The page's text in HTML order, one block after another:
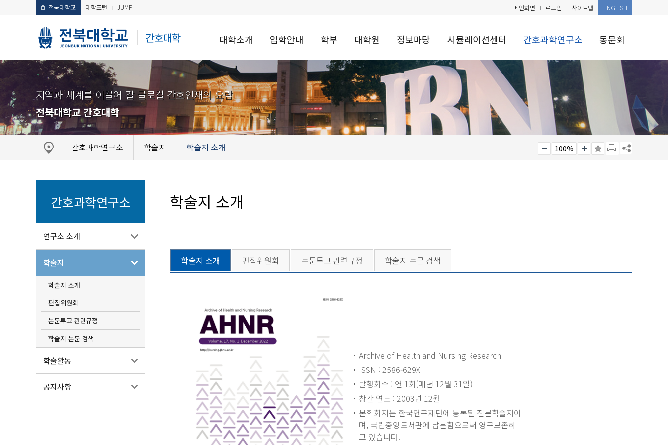
전북대학교 대학포털 JUMP
간호대학
메인화면 로그인 사이트맵 ENGLISH
대학소개 입학안내 학부 대학원 정보마당 시뮬레이션센터 간호과학연구소 동문회
지역과 세계를 이끌어 갈 글로컬 간호인재의 요람
전북대학교 간호대학
간호과학연구소 학술지 학술지 소개 100%
간호과학연구소
연구소 소개
학술지
학술지 소개
편집위원회
논문투고 관련규정
학술지 논문 검색
학술활동
공지사항
학술지 소개
학술지 소개 편집위원회 논문투고 관련규정 학술지 논문 검색
Archive of Health and Nursing Research
ISSN : 2586-629X
발행회수 : 연 1회(매년 12월 31일)
창간 연도 : 2003년 12월
본학회지는 한국연구재단에 등록된 전문학술지이
며, 국립중앙도서관에 납본함으로써 영구보존하
고 있습니다.